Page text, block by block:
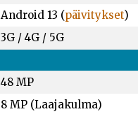
Android 13 (päivitykset)
3G / 4G / 5G
48 MP
8 MP (Laajakulma)